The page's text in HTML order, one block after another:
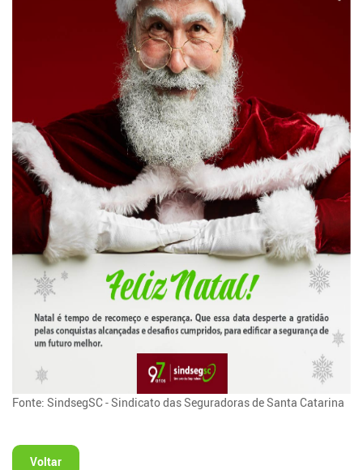
Fonte: SindsegSC - Sindicato das Seguradoras de Santa Catarina
Voltar